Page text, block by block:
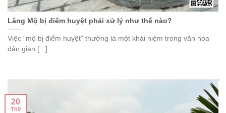
Lăng Mộ bị điểm huyệt phải xử lý như thế nào?
Việc “mộ bị điểm huyệt” thường là một khái niệm trong văn hóa
dân gian [...]
20
Th9